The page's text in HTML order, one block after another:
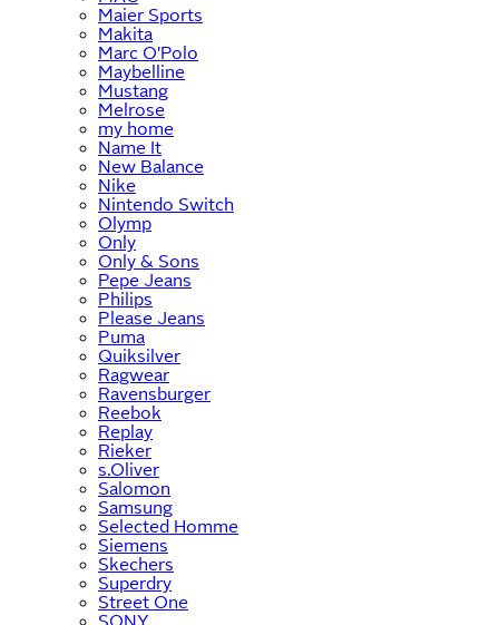
Maier Sports
Makita
Marc O'Polo
Maybelline
Mustang
Melrose
my home
Name It
New Balance
Nike
Nintendo Switch
Olymp
Only
Only & Sons
Pepe Jeans
Philips
Please Jeans
Puma
Quiksilver
Ragwear
Ravensburger
Reebok
Replay
Rieker
s.Oliver
Salomon
Samsung
Selected Homme
Siemens
Skechers
Superdry
Street One
SONY